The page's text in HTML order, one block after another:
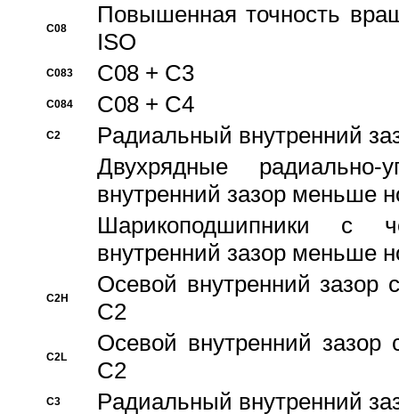
C08
Повышенная точность
ISO
C083 C08 + C3
C084 C08 + C4
C2
Pадиальный внутренний
Двухрядные радиально-
внутренний зазор меньше
Шарикоподшипники с
внутренний зазор меньше
C2H
Осевой внутренний зазор
C2
C2L
Осевой внутренний зазор
C2
C3 Pадиальный внутренний